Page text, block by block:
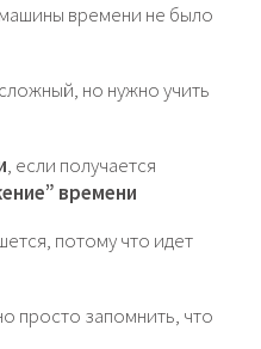
времени не было
но нужно учить
, если получается
времени
потому что идет
просто запомнить, что